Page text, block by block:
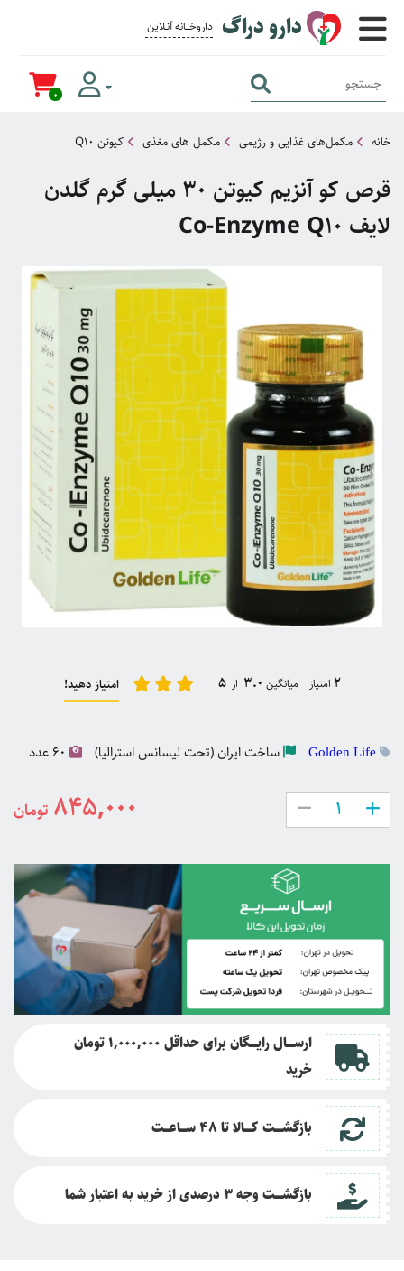
دارو دراگ داروخــــانه آنــلاین برای همــه
0
خانه مکمل‌های غذایی و رژیمی مکمل های مغذی کیوتن Q10
قرص کو آنزیم کیوتن 30 میلی گرم گلدن
لایف Co-Enzyme Q10
2 امتیاز میانگین 3.0 از5 امتیاز دهید!
Golden Life ساختایران (تحت لیسانس استرالیا)
845,000 تومان
ارســــال رایــــگان برای حداقل 1,000,000 تومان
خرید
بازگشــــت کــــالا تا48 ســـاعـــت
بازگشــــت وجه 3 درصدی از خرید به اعتبار شما